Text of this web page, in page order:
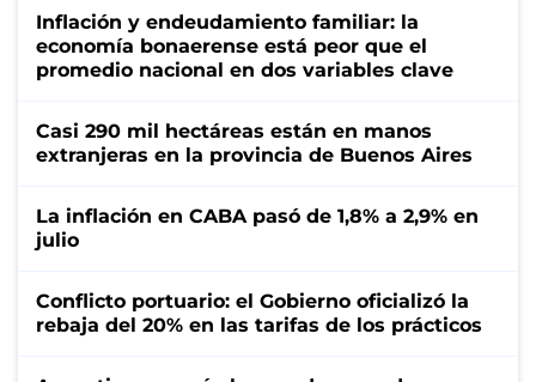
Inflación y endeudamiento familiar: la
economía bonaerense está peor que el
promedio nacional en dos variables clave
Casi 290 mil hectáreas están en manos
extranjeras en la provincia de Buenos Aires
La inflación en CABA pasó de 1,8% a 2,9% en
julio
Conflicto portuario: el Gobierno oficializó la
rebaja del 20% en las tarifas de los prácticos